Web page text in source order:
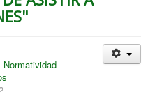
Normatividad